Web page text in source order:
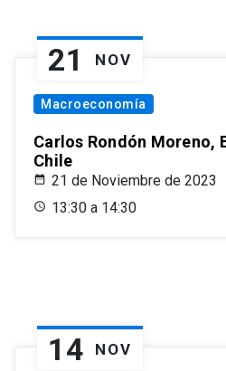
21 NOV
Macroeconomía
Carlos Rondón Moreno,
Chile
21 de Noviembre de 2023
13:30 a 14:30
14 NOV